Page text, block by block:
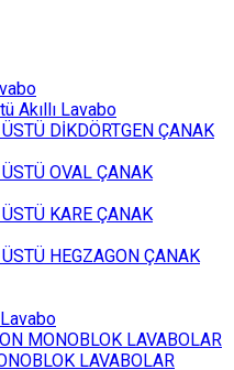
Akıllı Lavabo
DİKDÖRTGEN ÇANAK
OVAL ÇANAK
KARE ÇANAK
HEGZAGON ÇANAK
MONOBLOK LAVABOLAR
LAVABOLAR